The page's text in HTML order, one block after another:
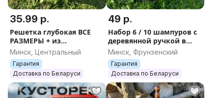
35.99 р.
Решетка глубокая ВСЕ
РАЗМЕРЫ + из
нержавеющей стали для
шашлыка, мяса, курицы,
овощей, гриль барбекю
Минск, Центральный
Гарантия
Доставка по Беларуси
49 р.
Набор 6 / 10 шампуров с
деревянной ручкой в
колчане, для шашлыка,
подарок в чехле,
нержавеющая сталь
Минск, Фрунзенский
Гарантия
Доставка по Беларуси